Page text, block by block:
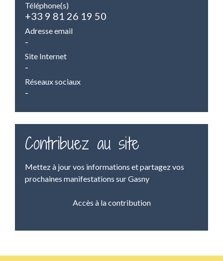
Téléphone(s)
+33 9 81 26 19 50
Adresse email
-
Site Internet
-
Réseaux sociaux
-
Contribuez au site
Mettez à jour vos informations et partagez vos
prochaines manifestations sur Gasny
Accès à la contribution